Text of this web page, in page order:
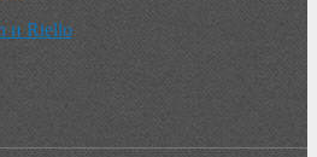
и Riello